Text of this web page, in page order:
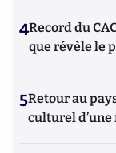
4Record du
que révèle le
5Retour au
culturel